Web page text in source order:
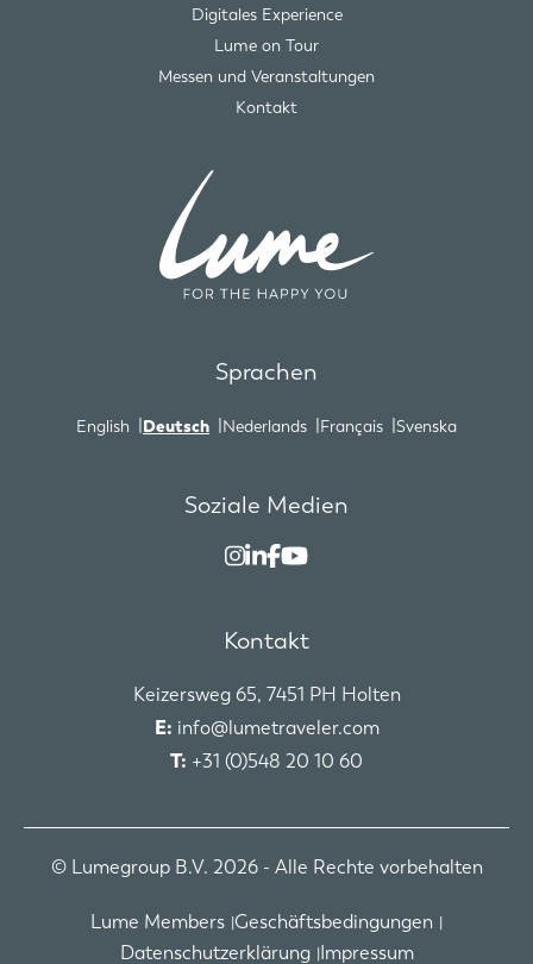
Digitales Experience
Lume on Tour
Messen und Veranstaltungen
Kontakt
Sprachen
English Deutsch Nederlands Français Svenska
Soziale Medien
Kontakt
Keizersweg 65, 7451 PH Holten
E: info@lumetraveler.com
T: +31 (0)548 20 10 60
© Lumegroup B.V. 2026 - Alle Rechte vorbehalten
Lume Members Geschäftsbedingungen
Datenschutzerklärung Impressum